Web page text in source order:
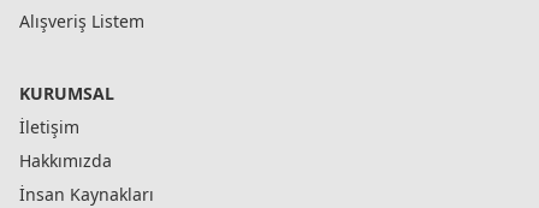
Alışveriş Listem
KURUMSAL
İletişim
Hakkımızda
İnsan Kaynakları